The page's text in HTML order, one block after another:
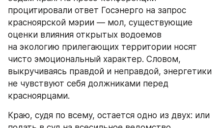
процитировали ответ Госэнерго на запрос
красноярской мэрии — мол, существующие
оценки влияния открытых водоемов
на экологию прилегающих территории носят
чисто эмоциональный характер. Словом,
выкручиваясь правдой и неправдой, энергетики
не чувствуют себя должниками перед
красноярцами.
Краю, судя по всему, остается одно из двух: или